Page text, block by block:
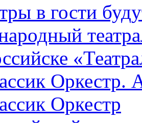
в гости
Оркестр.
Оркестр